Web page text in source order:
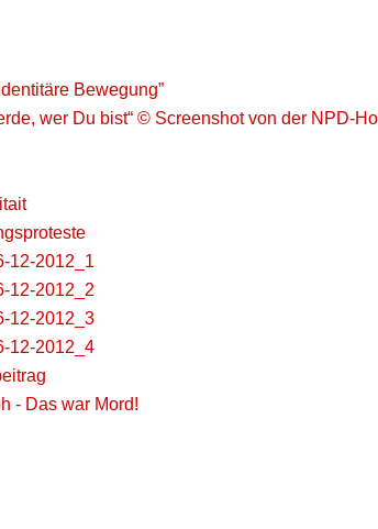
Bewegung”
wer Du bist“ © Screenshot von der NPD-
12-2012_1
12-2012_2
12-2012_3
12-2012_4
- Das war Mord!